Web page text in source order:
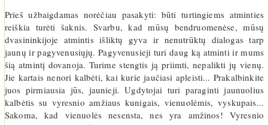
Prieš užbaigdamas norėčiau pasakyti: būti turtingiems atminties
reiškia turėti šaknis. Svarbu, kad mūsų bendruomenėse, mūsų
dvasininkijoje atmintis išliktų gyva ir nenutrūktų dialogas tarp
jaunų ir pagyvenusiųjų. Pagyvenusieji turi daug ką atminti ir mums
šią atmintį dovanoja. Turime stengtis ją priimti, nepalikti jų vienų.
Jie kartais nenori kalbėti, kai kurie jaučiasi apleisti... Prakalbinkite
juos pirmiausia jūs, jaunieji. Ugdytojai turi paraginti jaunuolius
kalbėtis su vyresnio amžiaus kunigais, vienuolėmis, vyskupais...
Sakoma, kad vienuolės nesensta, nes yra amžinos! Vyresnio